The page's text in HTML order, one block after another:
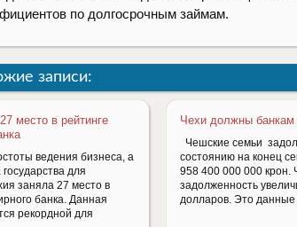
по долгосрочным займам.
записи:
место в рейтинге
ведения бизнеса, а
для
заняла 27 место в
банка. Данная
рекордной для
Чехи должны
Чешские семьи
состоянию на конец
958 400 000 000 крон.
задолженность
долларов. Это данные